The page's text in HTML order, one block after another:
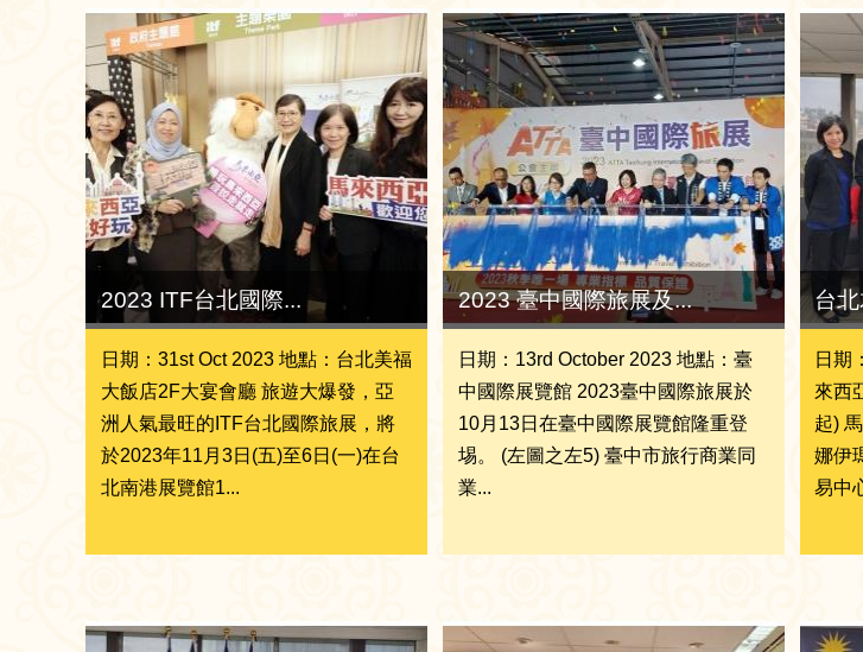
2023 ITF台北國際...
日期：31st Oct 2023 地點：台北美福
大飯店2F大宴會廳 旅遊大爆發，亞
洲人氣最旺的ITF台北國際旅展，將
於2023年11月3日(五)至6日(一)在台
北南港展覽館1...
2023 臺中國際旅展及...
日期：13rd October 2023 地點：臺
中國際展覽館 2023臺中國際旅展於
10月13日在臺中國際展覽館隆重登
埸。 (左圖之左5) 臺中市旅行商業同
業...
台
日期
來西
起)
娜伊
易中